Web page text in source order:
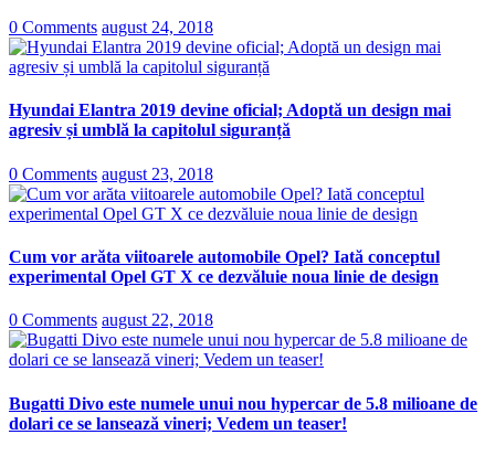
0 Comments august 24, 2018
Hyundai Elantra 2019 devine oficial; Adoptă un design mai
agresiv și umblă la capitolul siguranță
0 Comments august 23, 2018
Cum vor arăta viitoarele automobile Opel? Iată conceptul
experimental Opel GT X ce dezvăluie noua linie de design
0 Comments august 22, 2018
Bugatti Divo este numele unui nou hypercar de 5.8 milioane de
dolari ce se lansează vineri; Vedem un teaser!